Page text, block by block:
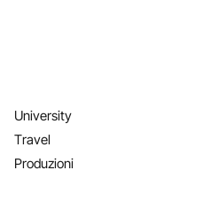
University
Travel
Produzioni